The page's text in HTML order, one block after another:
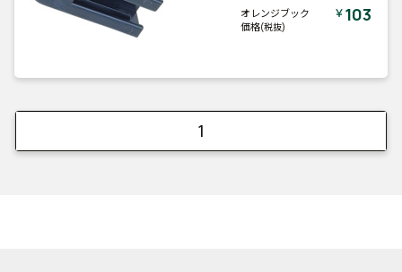
オレンジブック
価格(税抜)
￥103
1